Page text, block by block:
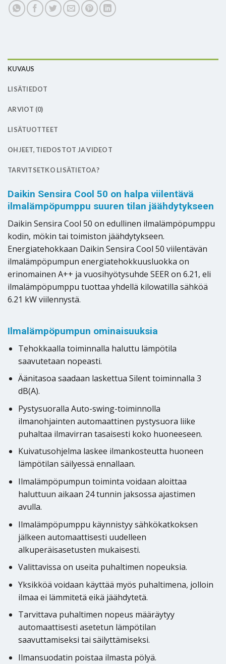
KUVAUS
LISÄTIEDOT
ARVIOT (0)
LISÄTUOTTEET
OHJEET, TIEDOSTOT JA VIDEOT
TARVITSETKO LISÄTIETOA?
Daikin Sensira Cool 50 on halpa viilentävä
ilmalämpöpumppu suuren tilan jäähdytykseen
Daikin Sensira Cool 50 on edullinen ilmalämpöpumppu
kodin, mökin tai toimiston jäähdytykseen.
Energiatehokkaan Daikin Sensira Cool 50 viilentävän
ilmalämpöpumpun energiatehokkuusluokka on
erinomainen A++ ja vuosihyötysuhde SEER on 6.21, eli
ilmalämpöpumppu tuottaa yhdellä kilowatilla sähköä
6.21 kW viilennystä.
Ilmalämpöpumpun ominaisuuksia
Tehokkaalla toiminnalla haluttu lämpötila
saavutetaan nopeasti.
Äänitasoa saadaan laskettua Silent toiminnalla 3
dB(A).
Pystysuoralla Auto-swing-toiminnolla
ilmanohjainten automaattinen pystysuora liike
puhaltaa ilmavirran tasaisesti koko huoneeseen.
Kuivatusohjelma laskee ilmankosteutta huoneen
lämpötilan säilyessä ennallaan.
Ilmalämpöpumpun toiminta voidaan aloittaa
haluttuun aikaan 24 tunnin jaksossa ajastimen
avulla.
Ilmalämpöpumppu käynnistyy sähkökatkoksen
jälkeen automaattisesti uudelleen
alkuperäisasetusten mukaisesti.
Valittavissa on useita puhaltimen nopeuksia.
Yksikköä voidaan käyttää myös puhaltimena, jolloin
ilmaa ei lämmitetä eikä jäähdytetä.
Tarvittava puhaltimen nopeus määräytyy
automaattisesti asetetun lämpötilan
saavuttamiseksi tai säilyttämiseksi.
Ilmansuodatin poistaa ilmasta pölyä.